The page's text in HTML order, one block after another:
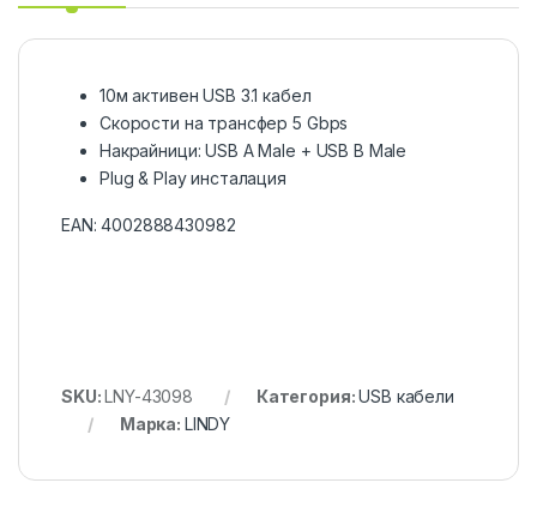
10м активен USB 3.1 кабел
Скорости на трансфер 5 Gbps
Накрайници: USB A Male + USB B Male
Plug & Play инсталация
EAN: 4002888430982
SKU:LNY-43098 Категория:USB кабели
Марка: LINDY